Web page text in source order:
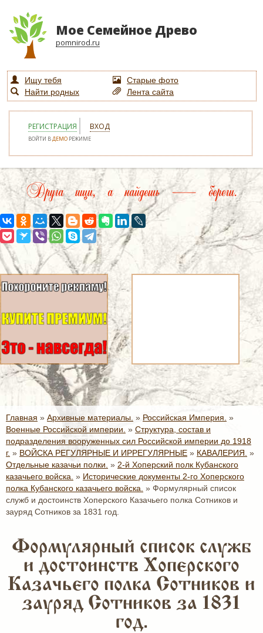
Мое Семейное Древо
pomnirod.ru
Ищу тебя
Старые фото
Найти родных
Лента сайта
РЕГИСТРАЦИЯ ВХОД
ВОЙТИ ВДЕМО РЕЖИМЕ
Друга ищи, а найдешь — береги.
Главная » Архивные материалы. » Российская Империя. »
Военные Российской империи. » Структура, состав и
подразделения вооруженных сил Российской империи до 1918
г. » ВОЙСКА РЕГУЛЯРНЫЕ И ИРРЕГУЛЯРНЫЕ » КАВАЛЕРИЯ. »
Отдельные казачьи полки. » 2-й Хоперский полк Кубанского
казачьего войска. » Исторические документы 2-го Хоперского
полка Кубанского казачьего войска. » Формулярный список
служб и достоинств Хоперского Казачьего полка Сотников и
зауряд Сотников за 1831 год.
Формулярный список служб
и достоинств Хоперского
Казачьего полка Сотников и
зауряд Сотников за 1831
год.